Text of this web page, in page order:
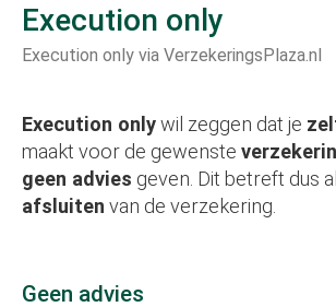
Execution only
Execution only via VerzekeringsPlaza.nl
Execution onlywil zeggen dat je
maakt voor de gewenste
geen advies geven. Dit betreft dus
afsluiten van de verzekering.
Geen advies